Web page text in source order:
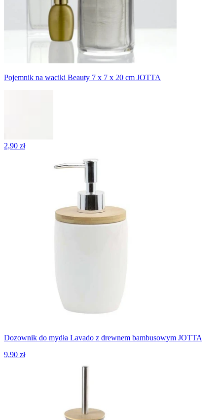
Pojemnik na waciki Beauty 7 x 7 x 20 cm JOTTA
2,90 zł
Dozownik do mydła Lavado z drewnem bambusowym JOTTA
9,90 zł